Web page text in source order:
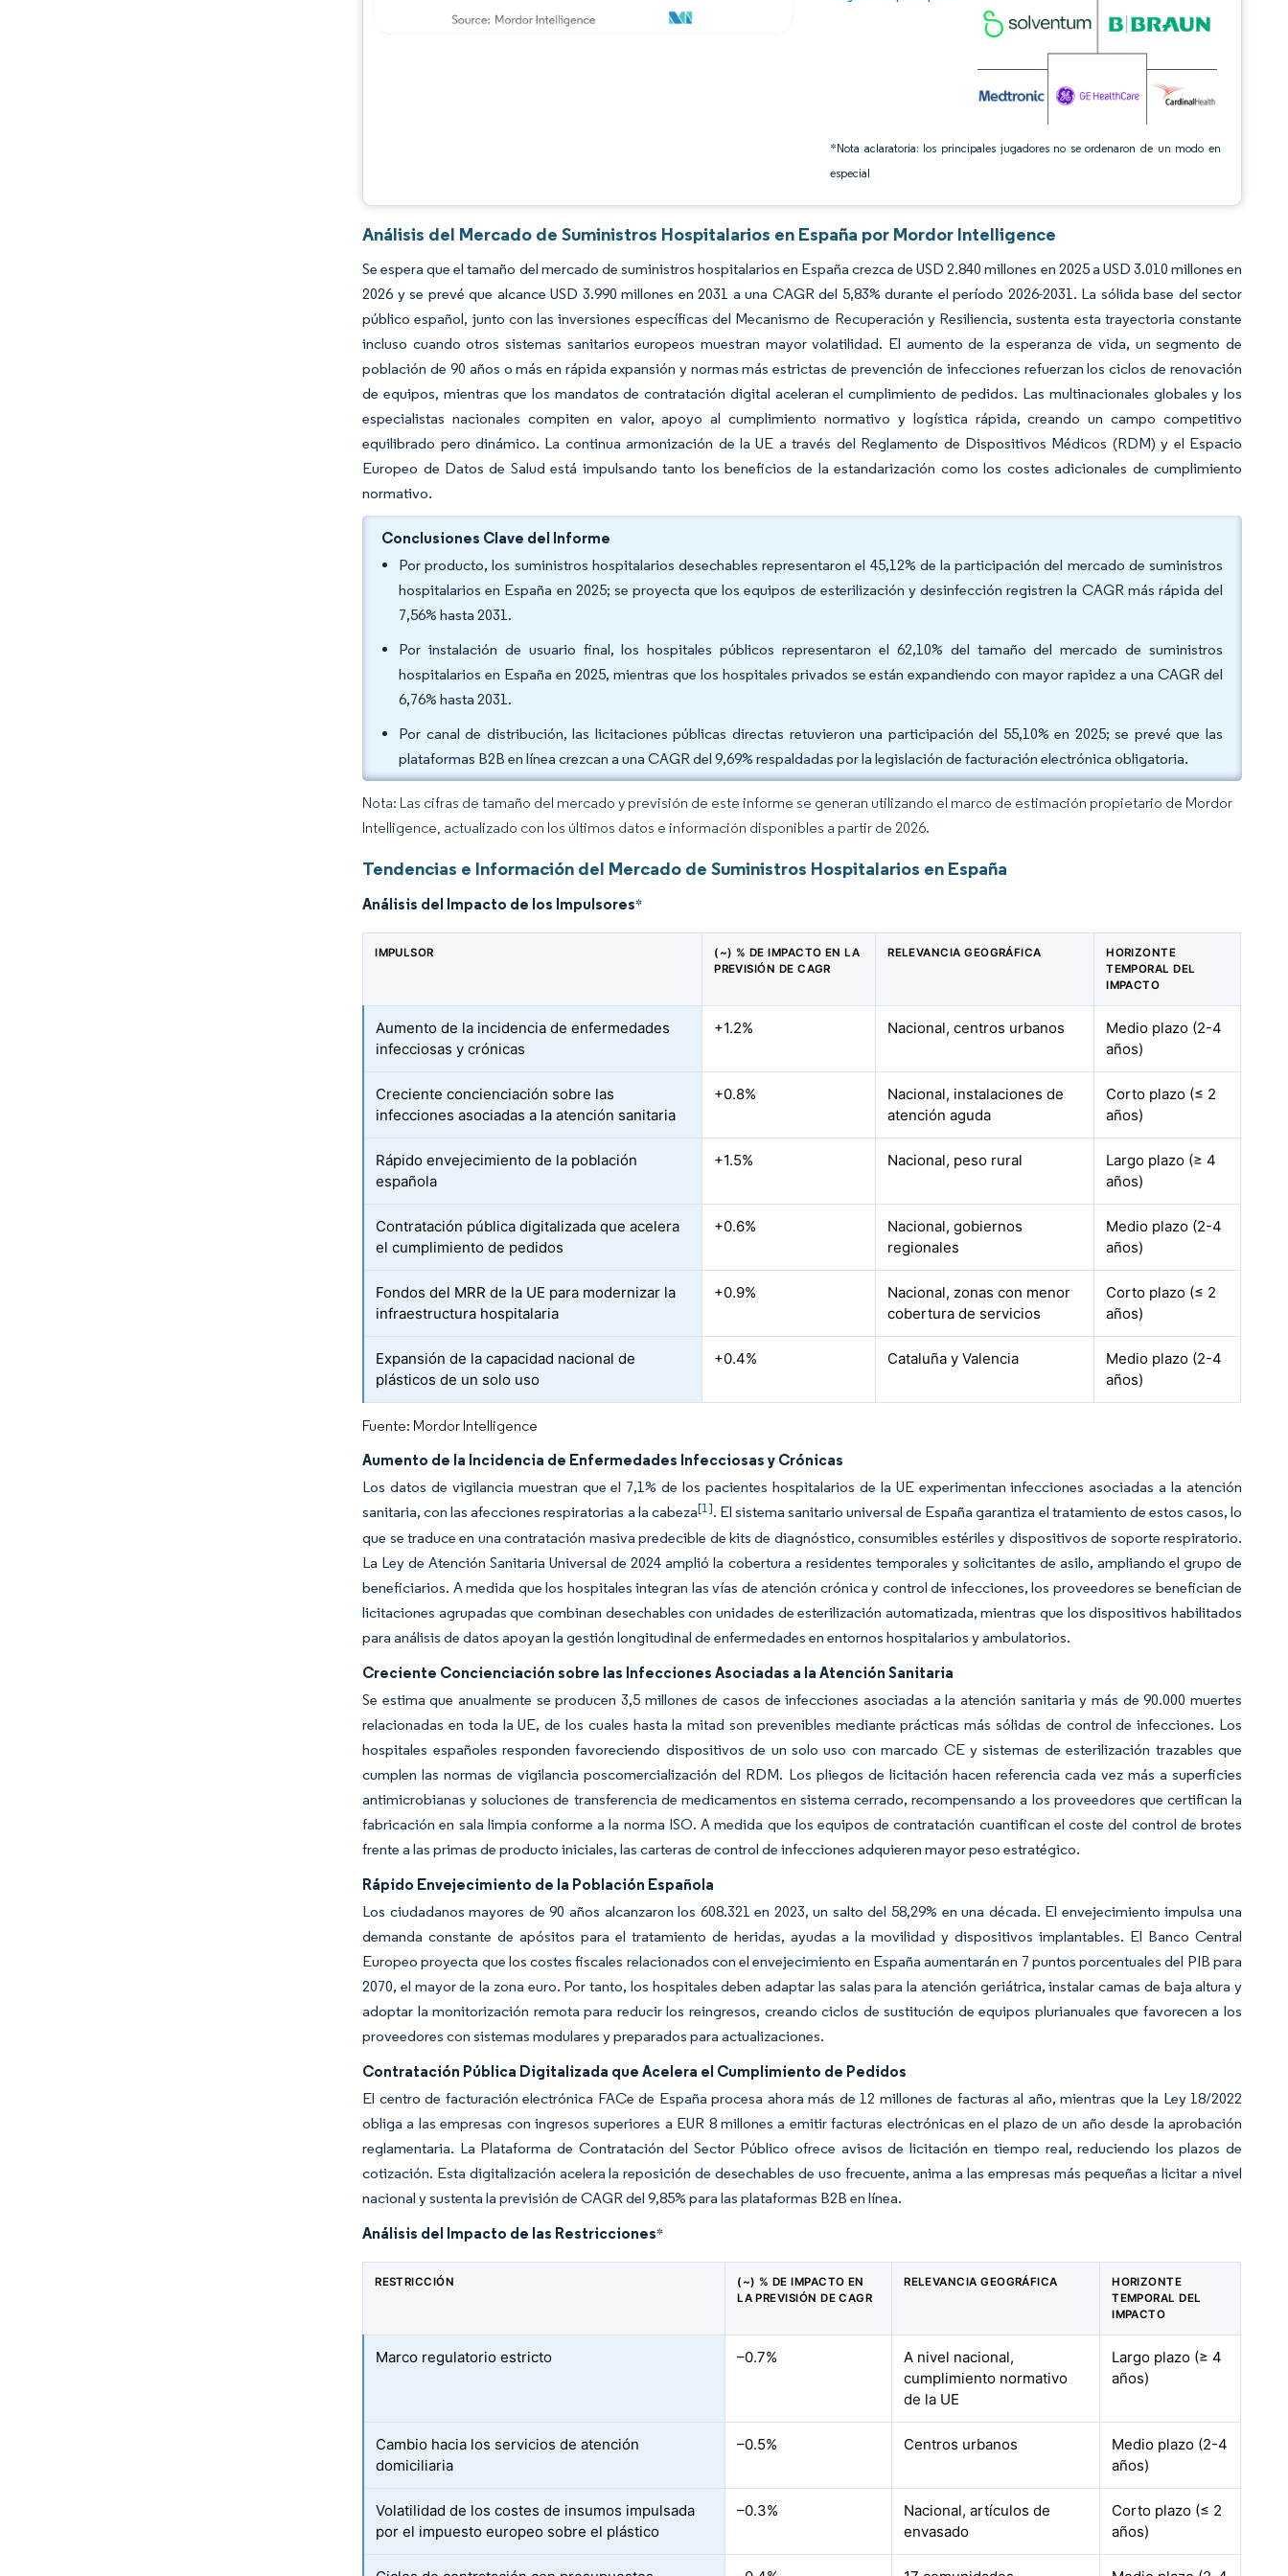
*Nota aclaratoria: los principales jugadores no se ordenaron de un modo en
especial
Análisis del Mercado de Suministros Hospitalarios en España por Mordor Intelligence
Se espera que el tamaño del mercado de suministros hospitalarios en España crezca de USD 2.840 millones en 2025 a USD 3.010 millones en
2026 y se prevé que alcance USD 3.990 millones en 2031 a una CAGR del 5,83% durante el período 2026-2031. La sólida base del sector
público español, junto con las inversiones específicas del Mecanismo de Recuperación y Resiliencia, sustenta esta trayectoria constante
incluso cuando otros sistemas sanitarios europeos muestran mayor volatilidad. El aumento de la esperanza de vida, un segmento de
población de 90 años o más en rápida expansión y normas más estrictas de prevención de infecciones refuerzan los ciclos de renovación
de equipos, mientras que los mandatos de contratación digital aceleran el cumplimiento de pedidos. Las multinacionales globales y los
especialistas nacionales compiten en valor, apoyo al cumplimiento normativo y logística rápida, creando un campo competitivo
equilibrado pero dinámico. La continua armonización de la UE a través del Reglamento de Dispositivos Médicos (RDM) y el Espacio
Europeo de Datos de Salud está impulsando tanto los beneficios de la estandarización como los costes adicionales de cumplimiento
normativo.
Conclusiones Clave del Informe
Por producto, los suministros hospitalarios desechables representaron el 45,12% de la participación del mercado de suministros
hospitalarios en España en 2025; se proyecta que los equipos de esterilización y desinfección registren la CAGR más rápida del
7,56% hasta 2031.
Por instalación de usuario final, los hospitales públicos representaron el 62,10% del tamaño del mercado de suministros
hospitalarios en España en 2025, mientras que los hospitales privados se están expandiendo con mayor rapidez a una CAGR del
6,76% hasta 2031.
Por canal de distribución, las licitaciones públicas directas retuvieron una participación del 55,10% en 2025; se prevé que las
plataformas B2B en línea crezcan a una CAGR del 9,69% respaldadas por la legislación de facturación electrónica obligatoria.
Nota: Las cifras de tamaño del mercado y previsión de este informe se generan utilizando el marco de estimación propietario de Mordor
Intelligence, actualizado con los últimos datos e información disponibles a partir de 2026.
Tendencias e Información del Mercado de Suministros Hospitalarios en España
Análisis del Impacto de los Impulsores*
IMPULSOR
(~) % DE IMPACTO EN LA
PREVISIÓN DE CAGR
RELEVANCIA GEOGRÁFICA
HORIZONTE
TEMPORAL DEL
IMPACTO
Aumento de la incidencia de enfermedades
infecciosas y crónicas
+1.2% Nacional, centros urbanos
Medio plazo (2-4
años)
Creciente concienciación sobre las
infecciones asociadas a la atención sanitaria
+0.8%
Nacional, instalaciones de
atención aguda
Corto plazo (≤ 2
años)
Rápido envejecimiento de la población
española
+1.5% Nacional, peso rural
Largo plazo (≥ 4
años)
Contratación pública digitalizada que acelera
el cumplimiento de pedidos
+0.6%
Nacional, gobiernos
regionales
Medio plazo (2-4
años)
Fondos del MRR de la UE para modernizar la
infraestructura hospitalaria
+0.9%
Nacional, zonas con menor
cobertura de servicios
Corto plazo (≤ 2
años)
Expansión de la capacidad nacional de
plásticos de un solo uso
+0.4% Cataluña y Valencia
Medio plazo (2-4
años)
Fuente: Mordor Intelligence
Aumento de la Incidencia de Enfermedades Infecciosas y Crónicas
Los datos de vigilancia muestran que el 7,1% de los pacientes hospitalarios de la UE experimentan infecciones asociadas a la atención
sanitaria, con las afecciones respiratorias a la cabeza[1]. El sistema sanitario universal de España garantiza el tratamiento de estos casos, lo
que se traduce en una contratación masiva predecible de kits de diagnóstico, consumibles estériles y dispositivos de soporte respiratorio.
La Ley de Atención Sanitaria Universal de 2024 amplió la cobertura a residentes temporales y solicitantes de asilo, ampliando el grupo de
beneficiarios. A medida que los hospitales integran las vías de atención crónica y control de infecciones, los proveedores se benefician de
licitaciones agrupadas que combinan desechables con unidades de esterilización automatizada, mientras que los dispositivos habilitados
para análisis de datos apoyan la gestión longitudinal de enfermedades en entornos hospitalarios y ambulatorios.
Creciente Concienciación sobre las Infecciones Asociadas a la Atención Sanitaria
Se estima que anualmente se producen 3,5 millones de casos de infecciones asociadas a la atención sanitaria y más de 90.000 muertes
relacionadas en toda la UE, de los cuales hasta la mitad son prevenibles mediante prácticas más sólidas de control de infecciones. Los
hospitales españoles responden favoreciendo dispositivos de un solo uso con marcado CE y sistemas de esterilización trazables que
cumplen las normas de vigilancia poscomercialización del RDM. Los pliegos de licitación hacen referencia cada vez más a superficies
antimicrobianas y soluciones de transferencia de medicamentos en sistema cerrado, recompensando a los proveedores que certifican la
fabricación en sala limpia conforme a la norma ISO. A medida que los equipos de contratación cuantifican el coste del control de brotes
frente a las primas de producto iniciales, las carteras de control de infecciones adquieren mayor peso estratégico.
Rápido Envejecimiento de la Población Española
Los ciudadanos mayores de 90 años alcanzaron los 608.321 en 2023, un salto del 58,29% en una década. El envejecimiento impulsa una
demanda constante de apósitos para el tratamiento de heridas, ayudas a la movilidad y dispositivos implantables. El Banco Central
Europeo proyecta que los costes fiscales relacionados con el envejecimiento en España aumentarán en 7 puntos porcentuales del PIB para
2070, el mayor de la zona euro. Por tanto, los hospitales deben adaptar las salas para la atención geriátrica, instalar camas de baja altura y
adoptar la monitorización remota para reducir los reingresos, creando ciclos de sustitución de equipos plurianuales que favorecen a los
proveedores con sistemas modulares y preparados para actualizaciones.
Contratación Pública Digitalizada que Acelera el Cumplimiento de Pedidos
El centro de facturación electrónica FACe de España procesa ahora más de 12 millones de facturas al año, mientras que la Ley 18/2022
obliga a las empresas con ingresos superiores a EUR 8 millones a emitir facturas electrónicas en el plazo de un año desde la aprobación
reglamentaria. La Plataforma de Contratación del Sector Público ofrece avisos de licitación en tiempo real, reduciendo los plazos de
cotización. Esta digitalización acelera la reposición de desechables de uso frecuente, anima a las empresas más pequeñas a licitar a nivel
nacional y sustenta la previsión de CAGR del 9,85% para las plataformas B2B en línea.
Análisis del Impacto de las Restricciones*
RESTRICCIÓN
(~) % DE IMPACTO EN
LA PREVISIÓN DE CAGR
RELEVANCIA GEOGRÁFICA
HORIZONTE
TEMPORAL DEL
IMPACTO
Marco regulatorio estricto –0.7%
A nivel nacional,
cumplimiento normativo
de la UE
Largo plazo (≥ 4
años)
Cambio hacia los servicios de atención
domiciliaria
–0.5% Centros urbanos
Medio plazo (2-4
años)
Volatilidad de los costes de insumos impulsada
por el impuesto europeo sobre el plástico
–0.3%
Nacional, artículos de
envasado
Corto plazo (≤ 2
años)